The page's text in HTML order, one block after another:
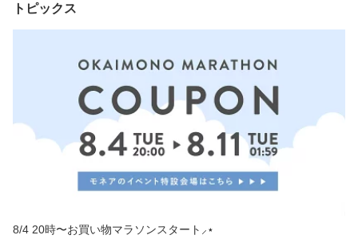
トピックス
8/4 20時〜お買い物マラソンスタート⸝⋆